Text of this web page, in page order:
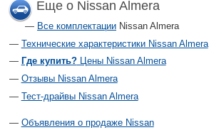
Еще о Nissan Almera
Все комплектации Nissan Almera
Технические характеристики Nissan Almera
Где купить?Цены Nissan Almera
Отзывы Nissan Almera
Тест-драйвы Nissan Almera
Объявления о продаже Nissan